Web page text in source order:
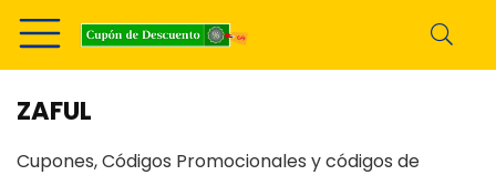
ZAFUL
Cupones, Códigos Promocionales y códigos de